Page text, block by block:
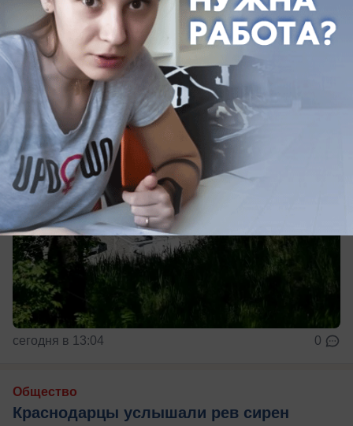
ВСУ пытаются атаковать Кубань:
закрыты пляжи, воют сирены
ВСУ запустили дроны на Краснодарский край
сегодня в 13:04 0
Общество
Краснодарцы услышали рев сирен